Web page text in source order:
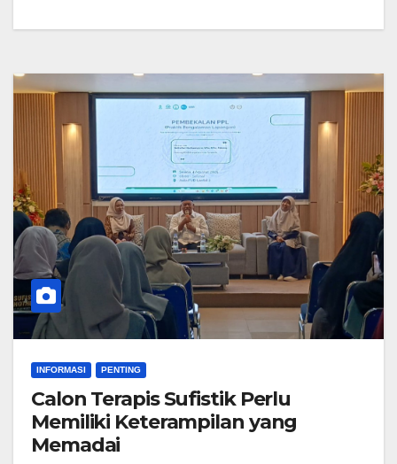
INFORMASI PENTING
Calon Terapis Sufistik Perlu
Memiliki Keterampilan yang
Memadai